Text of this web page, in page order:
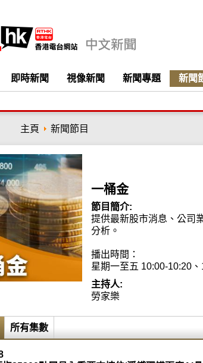
即時新聞 視像新聞 新聞專題 新聞
主頁 新聞節目
一桶金
節目簡介:
提供最新股市消息、公司
分析。
播出時間：
星期一至五 10:00-10:20
主持人:
勞家樂
所有集數